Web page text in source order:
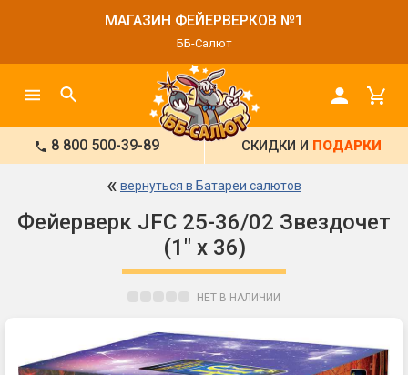
МАГАЗИН ФЕЙЕРВЕРКОВ №1
ББ-Салют
8 800 500-39-89 СКИДКИ И ПОДАРКИ
« вернуться в Батареи салютов
Фейерверк JFC 25-36/02 Звездочет
(1" х 36)
НЕТ В НАЛИЧИИ